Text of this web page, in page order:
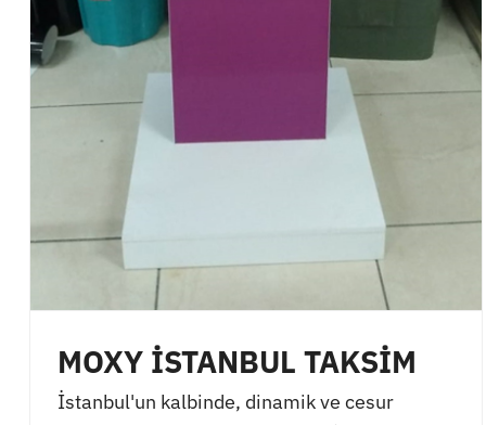
MOXY İSTANBUL TAKSİM
İstanbul'un kalbinde, dinamik ve cesur